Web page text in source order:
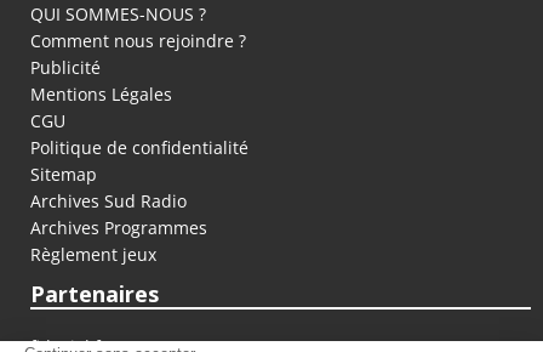
QUI SOMMES-NOUS ?
Comment nous rejoindre ?
Publicité
Mentions Légales
CGU
Politique de confidentialité
Sitemap
Archives Sud Radio
Archives Programmes
Règlement jeux
Partenaires
fiducial.fr